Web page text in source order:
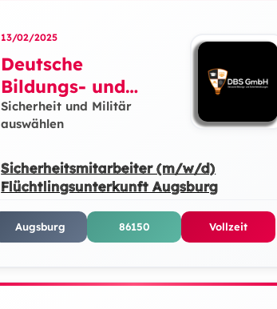
13/02/2025
Deutsche
Bildungs- und
Sicherheitslösunge
n GmbH
Sicherheit und Militär
auswählen
Sicherheitsmitarbeiter (m/w/d)
Flüchtlingsunterkunft Augsburg
Augsburg 86150 Vollzeit